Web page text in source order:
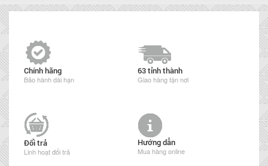
Chính hãng
Bảo hành dài hạn
63 tỉnh thành
Giao hàng tận nơi
Đổi trả
Linh hoạt đổi trả
Hướng dẫn
Mua hàng online